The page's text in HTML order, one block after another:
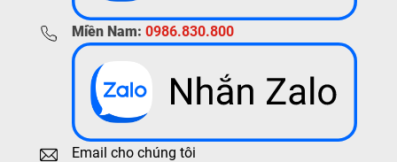
Miền Nam: 0986.830.800
Email cho chúng tôi